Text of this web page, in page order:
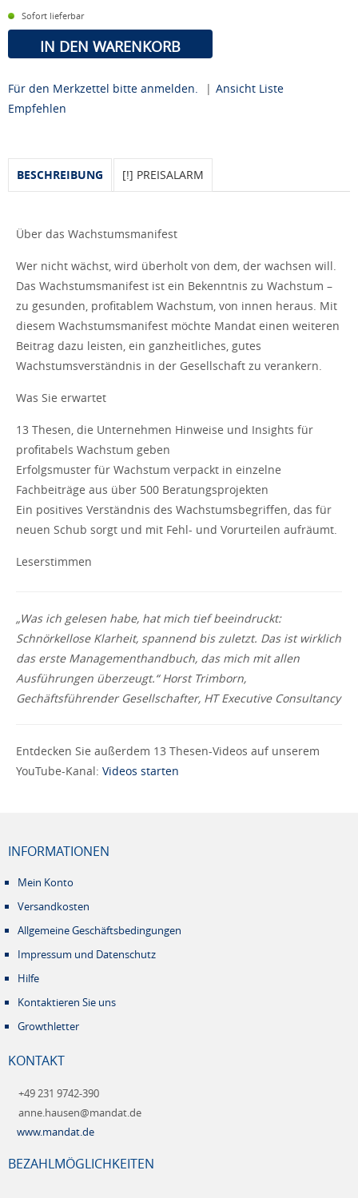
Sofort lieferbar
IN DEN WARENKORB
Für den Merkzettel bitte anmelden. | Ansicht Liste
Empfehlen
BESCHREIBUNG [!] PREISALARM
Über das Wachstumsmanifest
Wer nicht wächst, wird überholt von dem, der wachsen will.
Das Wachstumsmanifest ist ein Bekenntnis zu Wachstum –
zu gesunden, profitablem Wachstum, von innen heraus. Mit
diesem Wachstumsmanifest möchte Mandat einen weiteren
Beitrag dazu leisten, ein ganzheitliches, gutes
Wachstumsverständnis in der Gesellschaft zu verankern.
Was Sie erwartet
13 Thesen, die Unternehmen Hinweise und Insights für
profitabels Wachstum geben
Erfolgsmuster für Wachstum verpackt in einzelne
Fachbeiträge aus über 500 Beratungsprojekten
Ein positives Verständnis des Wachstumsbegriffen, das für
neuen Schub sorgt und mit Fehl- und Vorurteilen aufräumt.
Leserstimmen
„Was ich gelesen habe, hat mich tief beeindruckt:
Schnörkellose Klarheit, spannend bis zuletzt. Das ist wirklich
das erste Managementhandbuch, das mich mit allen
Ausführungen überzeugt.“ Horst Trimborn,
Gechäftsführender Gesellschafter, HT Executive Consultancy
Entdecken Sie außerdem 13 Thesen-Videos auf unserem
YouTube-Kanal: Videos starten
INFORMATIONEN
Mein Konto
Versandkosten
Allgemeine Geschäftsbedingungen
Impressum und Datenschutz
Hilfe
Kontaktieren Sie uns
Growthletter
KONTAKT
+49 231 9742-390
anne.hausen@mandat.de
www.mandat.de
BEZAHLMÖGLICHKEITEN